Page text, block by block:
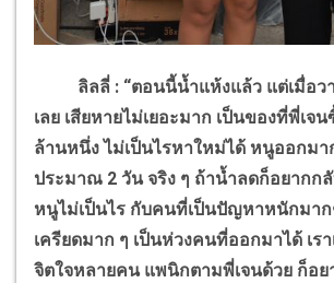
ลิลลี่ : “ตอนนี้น้ำแห้งแล้ว แต่เมื่อว
เลย เสียหายไม่เยอะมาก เป็นของที่พี่เจ
ล้านหนึ่ง ไม่เป็นไรหาใหม่ได้ หนูออกม
ประมาณ 2 วัน จริง ๆ ถ้าน้ำลดก็อยากก
หนูไม่เป็นไร กับคนที่เป็นปัญหาหนักมา
เครียดมาก ๆ เป็นห่วงคนที่ออกมาได้ เร
จิตใจหลายคน แพนิกตามพี่เจนด้วย ก็อย